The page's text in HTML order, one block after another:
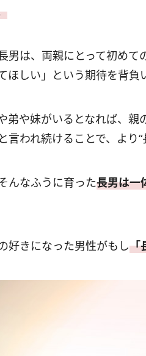
男は、両親にとって初め
ほしい」という期待を背負
弟や妹がいるとなれば、
言われ続けることで、より“
んなふうに育った長男は一
好きになった男性がもし「